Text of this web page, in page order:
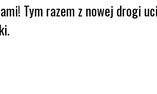
Tym razem z nowej drogi